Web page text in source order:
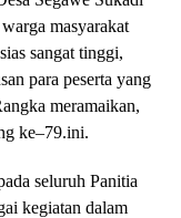
masyarakat
sangat tinggi,
para peserta yang
meramaikan,
ke–79.ini.
seluruh Panitia
kegiatan dalam